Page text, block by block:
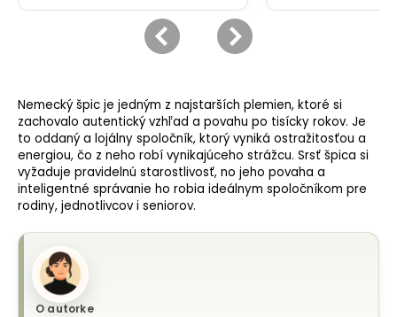
Nemecký špic je jedným z najstarších plemien, ktoré si
zachovalo autentický vzhľad a povahu po tisícky rokov. Je
to oddaný a lojálny spoločník, ktorý vyniká ostražitosťou a
energiou, čo z neho robí vynikajúceho strážcu. Srsť špica si
vyžaduje pravidelnú starostlivosť, no jeho povaha a
inteligentné správanie ho robia ideálnym spoločníkom pre
rodiny, jednotlivcov i seniorov.
O autorke